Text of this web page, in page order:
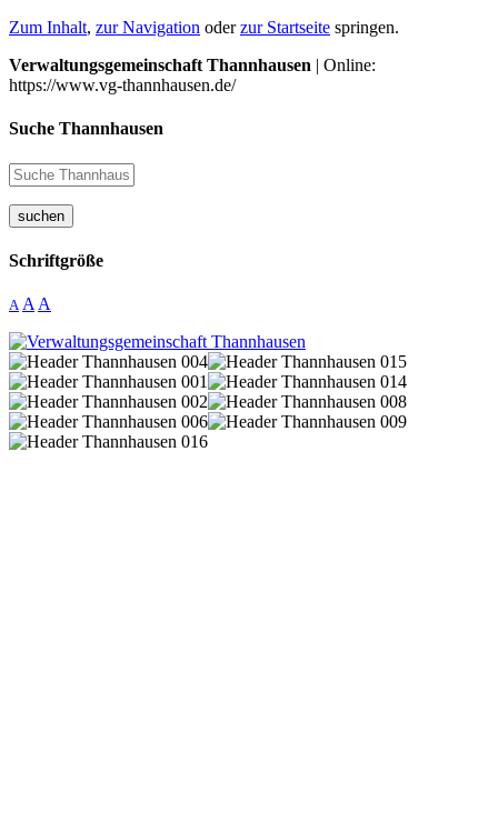
Zum Inhalt, zur Navigation oderzur Startseite springen.
Verwaltungsgemeinschaft Thannhausen | Online:
https://www.vg-thannhausen.de/
Suche Thannhausen
suchen
Schriftgröße
A A A